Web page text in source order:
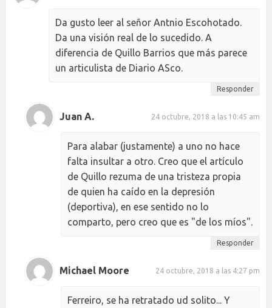
Da gusto leer al señor Antnio Escohotado.
Da una visión real de lo sucedido. A
diferencia de Quillo Barrios que más parece
un articulista de Diario ASco.
Responder
Juan A. 24 octubre, 2018 a las 10:45 am
Para alabar (justamente) a uno no hace
falta insultar a otro. Creo que el artículo
de Quillo rezuma de una tristeza propia
de quien ha caído en la depresión
(deportiva), en ese sentido no lo
comparto, pero creo que es "de los míos".
Responder
Michael Moore 24 octubre, 2018 a las 4:27 pm
Ferreiro, se ha retratado ud solito... Y